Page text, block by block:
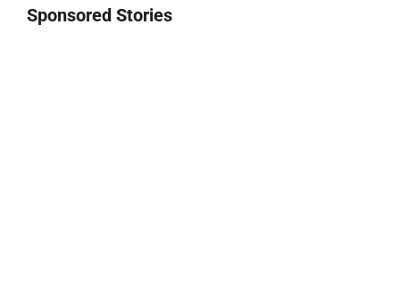
Sponsored Stories